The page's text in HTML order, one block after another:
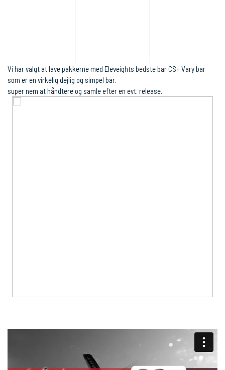
Vi har valgt at lave pakkerne med Eleveights bedste bar CS+ Vary bar
som er en virkelig dejlig og simpel bar.
super nem at håndtere og samle efter en evt. release.